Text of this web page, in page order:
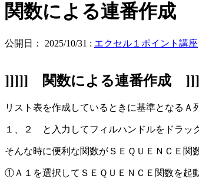
関数による連番作成
公開日： 2025/10/31 : エクセル１ポイント講座
]]]]] 関数による連番作成
リスト表を作成しているときに基準となるＡ
１、２ と入力してフィルハンドルをドラッ
そんな時に便利な関数がＳＥＱＵＥＮＣＥ関
①Ａ１を選択してＳＥＱＵＥＮＣＥ関数を起